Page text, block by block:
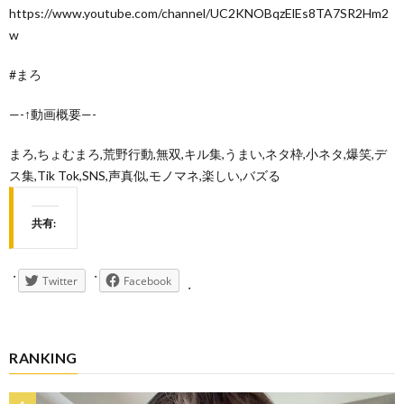
https://www.youtube.com/channel/UC2KNOBqzElEs8TA7SR2Hm2
w
#まろ
—-↑動画概要—-
まろ,ちょむまろ,荒野行動,無双,キル集,うまい,ネタ枠,小ネタ,爆笑,デ
ス集,Tik Tok,SNS,声真似,モノマネ,楽しい,バズる
共有:
Twitter Facebook
RANKING